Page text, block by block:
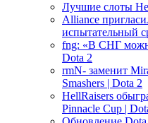
Лучшие слоты
Alliance
испытательный
fng: «В СНГ
Dota 2
rmN- заменит
Smashers | Dota 2
HellRaisers
Pinnacle Cup |